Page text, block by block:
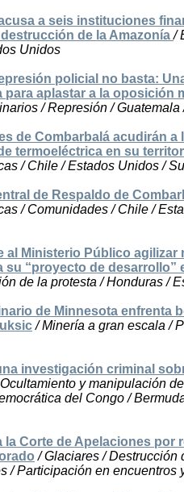
a seis instituciones
de la Amazonía/
Unidos
policial no basta:
para aplastar a la oposición
/ Represión /
de Combarbalá acudirán a
termoeléctrica en su
/ Chile / Estados Unidos /
de Respaldo de
/ Comunidades / Chile /
al Ministerio Público
su “proyecto de desarrollo”
de la protesta / Honduras /
de Minnesota enfrenta
/ Minería a gran escala /
investigación criminal
y manipulación
del Congo /
la Corte de Apelaciones
/ Glaciares / Destrucción
/ Participación en